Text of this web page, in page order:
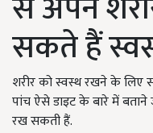
सकते हैं
शरीर को स्वस्थ रखने के लिए
पांच ऐसे डाइट के बारे में
रख सकती हैं.